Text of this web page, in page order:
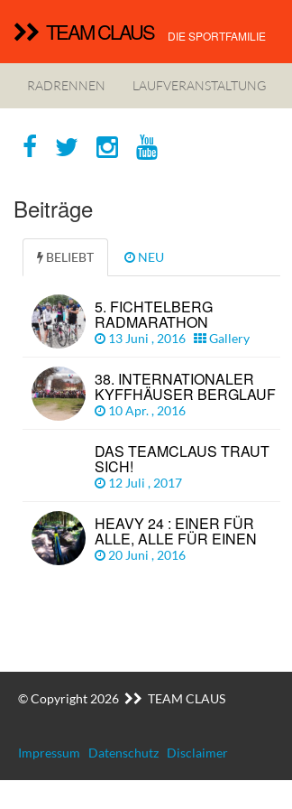
TEAM CLAUS DIE SPORTFAMILIE
RADRENNEN LAUFVERANSTALTUNG
Beiträge
BELIEBT NEU
5. FICHTELBERG
RADMARATHON
13 Juni , 2016 Gallery
38. INTERNATIONALER
KYFFHÄUSER BERGLAUF
10 Apr. , 2016
DAS TEAMCLAUS TRAUT
SICH!
12 Juli , 2017
HEAVY 24 : EINER FÜR
ALLE, ALLE FÜR EINEN
20 Juni , 2016
© Copyright 2026 TEAM CLAUS
Impressum Datenschutz Disclaimer